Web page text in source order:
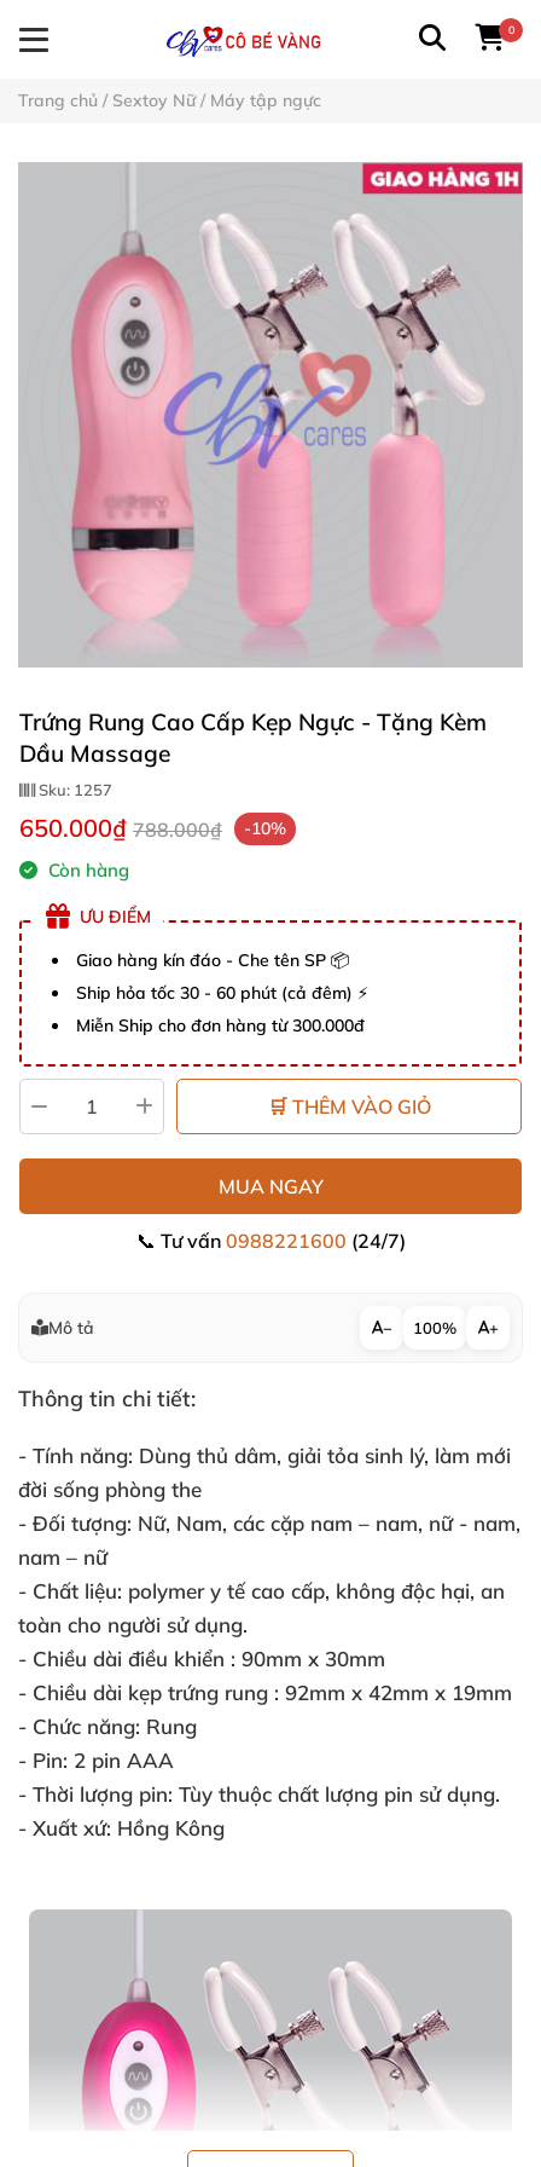
0
Trang chủ / Sextoy Nữ/ Máy tập ngực
Trứng Rung Cao Cấp Kẹp Ngực - Tặng Kèm
Dầu Massage
Sku: 1257
650.000₫ 788.000₫ -10%
Còn hàng
ƯU ĐIỂM
Giao hàng kín đáo - Che tên SP 📦
Ship hỏa tốc 30 - 60 phút (cả đêm) ⚡
Miễn Ship cho đơn hàng từ 300.000đ
🛒 THÊM VÀO GIỎ
MUA NGAY
📞 Tư vấn 0988221600 (24/7)
Mô tả − 100% +
Thông tin chi tiết:
- Tính năng: Dùng thủ dâm, giải tỏa sinh lý, làm mới
đời sống phòng the
- Đối tượng: Nữ, Nam, các cặp nam – nam, nữ - nam,
nam – nữ
- Chất liệu: polymer y tế cao cấp, không độc hại, an
toàn cho người sử dụng.
- Chiều dài điều khiển : 90mm x 30mm
- Chiều dài kẹp trứng rung : 92mm x 42mm x 19mm
- Chức năng: Rung
- Pin: 2 pin AAA
- Thời lượng pin: Tùy thuộc chất lượng pin sử dụng.
- Xuất xứ: Hồng Kông